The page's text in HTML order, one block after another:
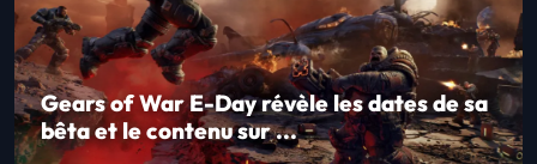
Gears of War E-Day révèle les dates de sa
bêta et le contenu sur ...